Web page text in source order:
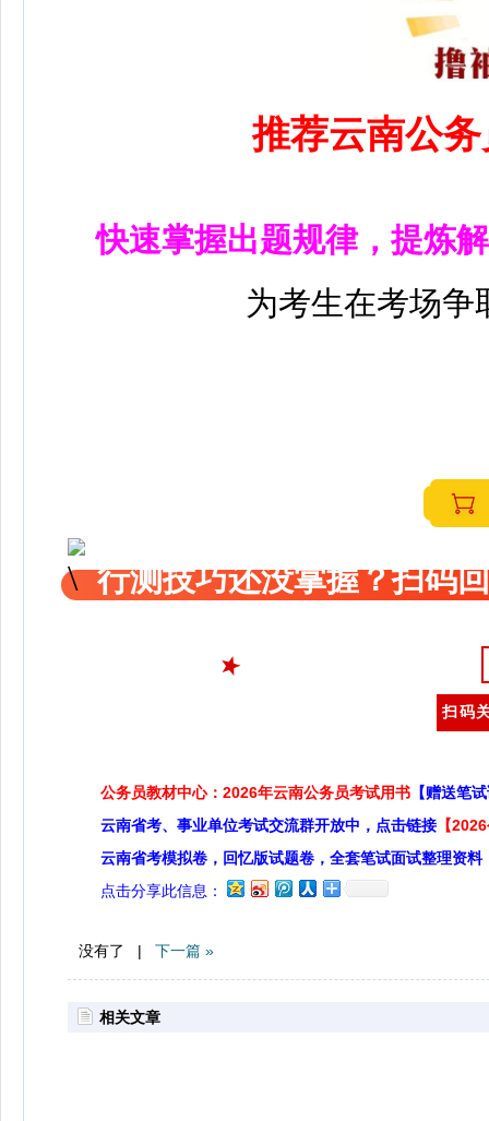
推荐云南公
快速掌握出题规律，提炼
为考生在考场争
行测技巧还没掌握？扫码
扫码
公务员教材中心：2026年云南公务员考试用书 【赠送笔
云南省考、事业单位考试交流群开放中，点击链接 【
云南省考模拟卷，回忆版试题卷，全套笔试面试整理资料
点击分享此信息：
没有了 | 下一篇 »
相关文章